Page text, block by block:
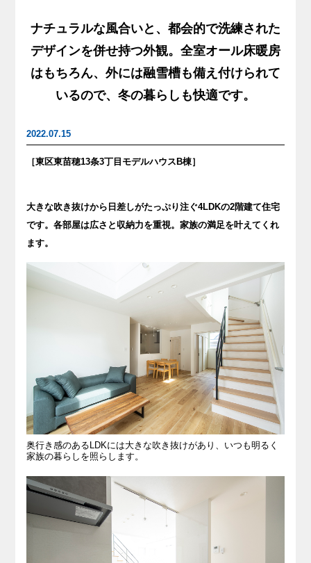
ナチュラルな風合いと、都会的で洗練された
デザインを併せ持つ外観。全室オール床暖房
はもちろん、外には融雪槽も備え付けられて
いるので、冬の暮らしも快適です。
2022.07.15
［東区東苗穂13条3丁目モデルハウスB棟］
大きな吹き抜けから日差しがたっぷり注ぐ4LDKの2階建て住宅
です。各部屋は広さと収納力を重視。家族の満足を叶えてくれ
ます。
奥行き感のあるLDKには大きな吹き抜けがあり、いつも明るく
家族の暮らしを照らします。